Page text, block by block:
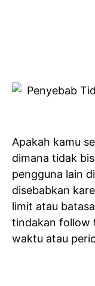
Apakah kamu
dimana tidak
pengguna lain
disebabkan
limit atau
tindakan follow
waktu atau